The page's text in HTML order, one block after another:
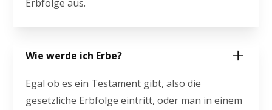
Erbfolge aus.
Wie werde ich Erbe?
Egal ob es ein Testament gibt, also die
gesetzliche Erbfolge eintritt, oder man in einem